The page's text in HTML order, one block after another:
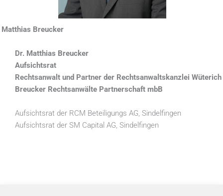
Matthias Breucker
Dr. Matthias Breucker
Aufsichtsrat
Rechtsanwalt und Partner der Rechtsanwaltskanzlei Wüterich
Breucker Rechtsanwälte Partnerschaft mbB
Aufsichtsrat der RCM Beteiligungs AG, Sindelfingen
Aufsichtsrat der SM Capital AG, Sindelfingen